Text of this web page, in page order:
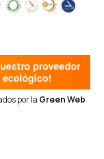
por la Green Web